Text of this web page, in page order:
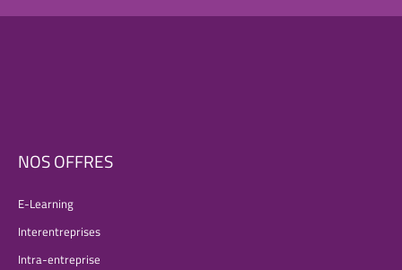
NOS OFFRES
E-Learning
Interentreprises
Intra-entreprise